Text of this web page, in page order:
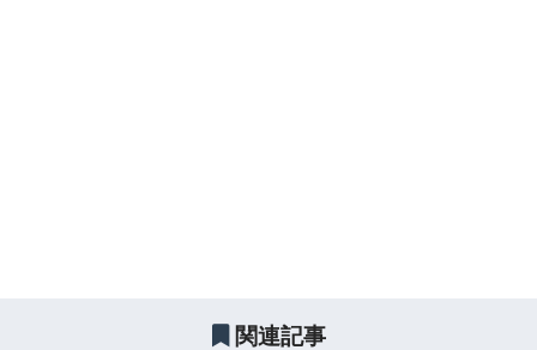
関連記事